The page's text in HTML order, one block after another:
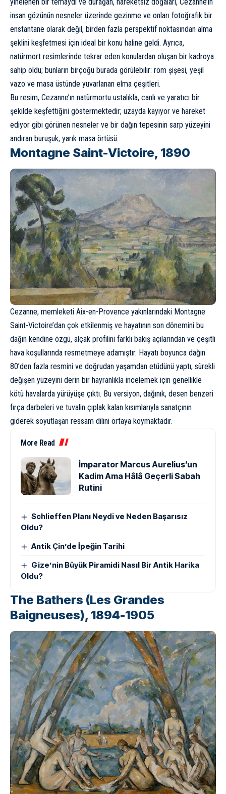
yinelenen bir temaydı ve durağan, hareketsiz doğaları, Cezanne’ın
insan gözünün nesneler üzerinde gezinme ve onları fotoğrafik bir
enstantane olarak değil, birden fazla perspektif noktasından alma
şeklini keşfetmesi için ideal bir konu haline geldi. Ayrıca,
natürmort resimlerinde tekrar eden konulardan oluşan bir kadroya
sahip oldu; bunların birçoğu burada görülebilir: rom şişesi, yeşil
vazo ve masa üstünde yuvarlanan elma çeşitleri.
Bu resim, Cezanne’ın natürmortu ustalıkla, canlı ve yaratıcı bir
şekilde keşfettiğini göstermektedir; uzayda kayıyor ve hareket
ediyor gibi görünen nesneler ve bir dağın tepesinin sarp yüzeyini
andıran buruşuk, yarık masa örtüsü.
Montagne Saint-Victoire, 1890
Cezanne, memleketi Aix-en-Provence yakınlarındaki Montagne
Saint-Victoire’dan çok etkilenmiş ve hayatının son dönemini bu
dağın kendine özgü, alçak profilini farklı bakış açılarından ve çeşitli
hava koşullarında resmetmeye adamıştır. Hayatı boyunca dağın
80’den fazla resmini ve doğrudan yaşamdan etüdünü yaptı, sürekli
değişen yüzeyini derin bir hayranlıkla incelemek için genellikle
kötü havalarda yürüyüşe çıktı. Bu versiyon, dağınık, desen benzeri
fırça darbeleri ve tuvalin çıplak kalan kısımlarıyla sanatçının
giderek soyutlaşan ressam dilini ortaya koymaktadır.
More Read
İmparator Marcus Aurelius’un
Kadim Ama Hâlâ Geçerli Sabah
Rutini
Schlieffen Planı Neydi ve Neden Başarısız
Oldu?
Antik Çin’de İpeğin Tarihi
Gize’nin Büyük Piramidi Nasıl Bir Antik Harika
Oldu?
The Bathers (Les Grandes
Baigneuses), 1894-1905